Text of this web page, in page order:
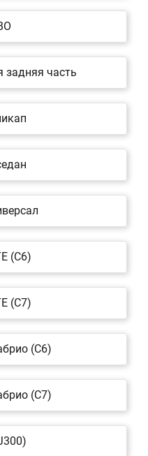
задняя часть
(C6)
(C7)
(C6)
(C7)